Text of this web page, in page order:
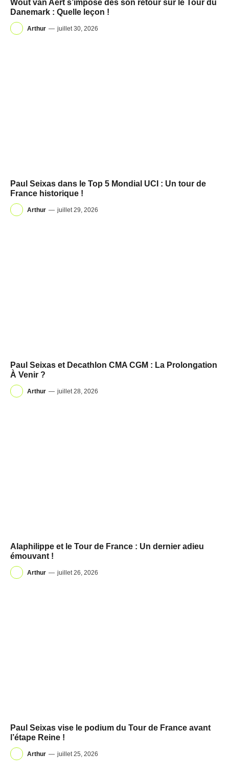
Wout van Aert s’impose dès son retour sur le Tour du
Danemark : Quelle leçon !
Arthur — juillet 30, 2026
Paul Seixas dans le Top 5 Mondial UCI : Un tour de
France historique !
Arthur — juillet 29, 2026
Paul Seixas et Decathlon CMA CGM : La Prolongation
À Venir ?
Arthur — juillet 28, 2026
Alaphilippe et le Tour de France : Un dernier adieu
émouvant !
Arthur — juillet 26, 2026
Paul Seixas vise le podium du Tour de France avant
l’étape Reine !
Arthur — juillet 25, 2026